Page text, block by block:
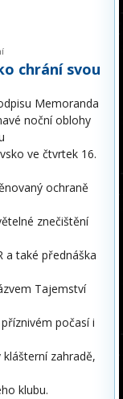
chrání svou
Memoranda
noční oblohy
ve čtvrtek 16.
ochraně
znečištění
a také přednáška
Tajemství
počasí i
zahradě,
klubu.